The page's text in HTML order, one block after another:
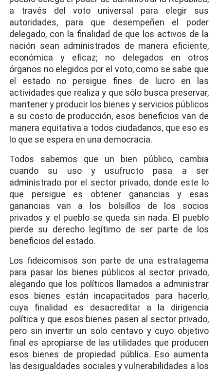
a través del voto universal para elegir sus
autoridades, para que desempeñen el poder
delegado, con la finalidad de que los activos de la
nación sean administrados de manera eficiente,
económica y eficaz; no delegados en otros
órganos no elegidos por el voto, como se sabe que
el estado no persigue fines de lucro en las
actividades que realiza y que sólo busca preservar,
mantener y producir los bienes y servicios públicos
a su costo de producción, esos beneficios van de
manera equitativa a todos ciudadanos, que eso es
lo que se espera en una democracia.
Todos sabemos que un bien público, cambia
cuando su uso y usufructo pasa a ser
administrado por el sector privado, donde este lo
que persigue es obtener ganancias y esas
ganancias van a los bolsillos de los socios
privados y el pueblo se queda sin nada. El pueblo
pierde su derecho legítimo de ser parte de los
beneficios del estado.
Los fideicomisos son parte de una estratagema
para pasar los bienes públicos al sector privado,
alegando que los políticos llamados a administrar
esos bienes están incapacitados para hacerlo,
cuya finalidad es desacreditar a la dirigencia
política y que esos bienes pasen al sector privado,
pero sin invertir un solo centavo y cuyo objetivo
final es apropiarse de las utilidades que producen
esos bienes de propiedad pública. Eso aumenta
las desigualdades sociales y vulnerabilidades a los